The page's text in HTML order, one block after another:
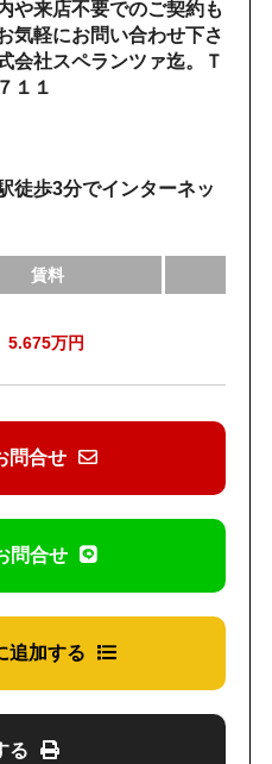
や来店不要でのご契約も
気軽にお問い合わせ下さ
会社スペランツァ迄。Ｔ
１１
徒歩3分でインターネッ
賃料
5.675万円
問合せ
問合せ
追加する
る